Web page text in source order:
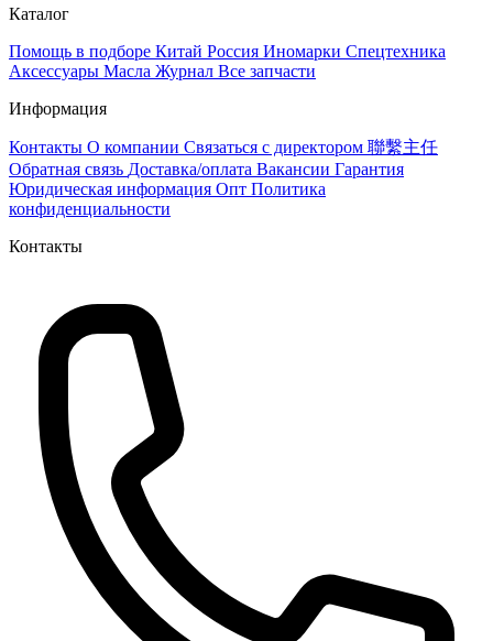
Каталог
Помощь в подборе Китай Россия Иномарки Спецтехника
Аксессуары Масла Журнал Все запчасти
Информация
Контакты О компании Связаться с директором 聯繫主任
Обратная связь Доставка/оплата Вакансии Гарантия
Юридическая информация Опт Политика
конфиденциальности
Контакты